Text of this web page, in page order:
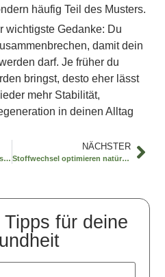
häufig Teil des Musters.
wichtigste Gedanke: Du
damit dein
darf. Je früher du
bringst, desto eher lässt
mehr Stabilität,
in deinen Alltag
Resilienz steigern im Alltag – so geht’s
NÄCHSTER
Stoffwechsel optimieren natürlich – so geht’s
für deine